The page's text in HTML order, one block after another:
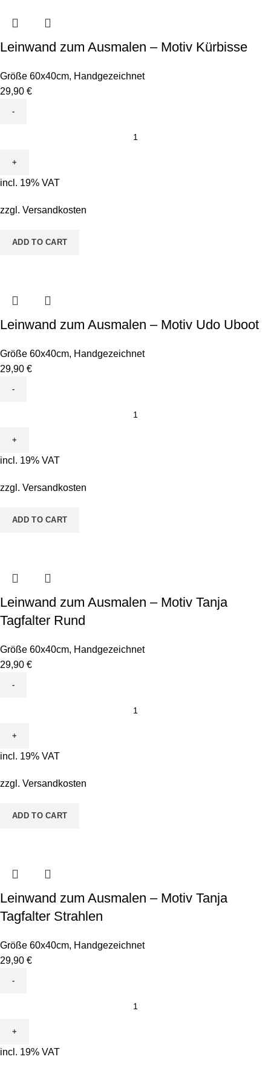
Leinwand zum Ausmalen – Motiv Kürbisse
Größe 60x40cm, Handgezeichnet
29,90 €
Ausmalen
-
Kürbisse
incl. 19% VAT
zzgl. Versandkosten
ADD TO CART
Leinwand zum Ausmalen – Motiv Udo Uboot
Größe 60x40cm, Handgezeichnet
29,90 €
Ausmalen
-
Udo
quantity
incl. 19% VAT
zzgl. Versandkosten
ADD TO CART
Leinwand zum Ausmalen – Motiv Tanja
Tagfalter Rund
Größe 60x40cm, Handgezeichnet
29,90 €
Ausmalen
-
Tanja
Rund
incl. 19% VAT
zzgl. Versandkosten
ADD TO CART
Leinwand zum Ausmalen – Motiv Tanja
Tagfalter Strahlen
Größe 60x40cm, Handgezeichnet
29,90 €
Ausmalen
-
incl. 19% VAT